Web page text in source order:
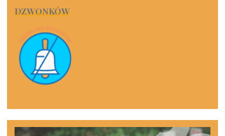
DZWONKÓW